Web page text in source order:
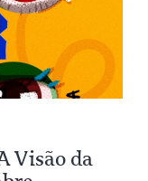
Visão da